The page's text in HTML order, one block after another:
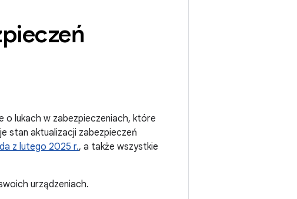
o lukach w zabezpieczeniach, które
stan aktualizacji zabezpieczeń
z lutego 2025 r., a także wszystkie
urządzeniach.